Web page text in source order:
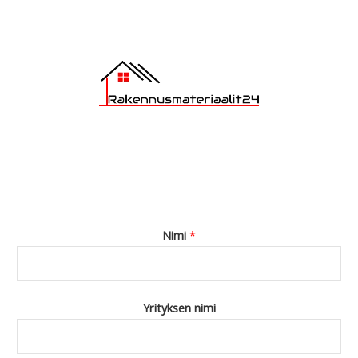
Nimi *
Yrityksen nimi